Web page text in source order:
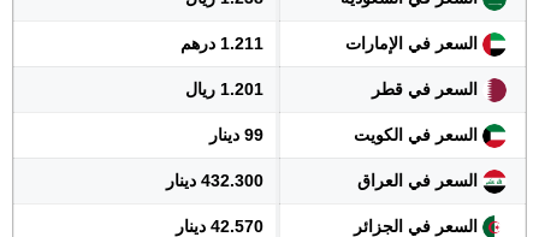
السعر في الإمارات 1.211 درهم
السعر في قطر 1.201 ريال
السعر في الكويت 99 دينار
السعر في العراق 432.300 دينار
السعر في الجزائر 42.570 دينار